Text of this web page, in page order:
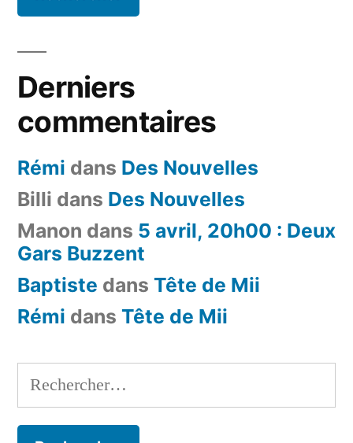
Derniers
commentaires
Rémi dans Des Nouvelles
Billi dans Des Nouvelles
Manon dans 5 avril, 20h00 : Deux
Gars Buzzent
Baptiste dans Tête de Mii
Rémi dans Tête de Mii
Rechercher :